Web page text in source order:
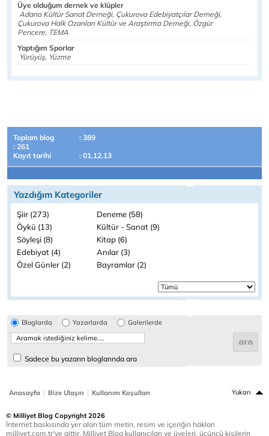
Üye olduğum dernek ve klüpler
Adana Kültür Sanat Derneği, Çukurova Edebiyatçılar Derneği,
Çukurova Halk Ozanları Kültür ve Araştırma Derneği, Özgür
Pencere, TEMA
Yaptığım Sporlar
Yürüyüş, Yüzme
Toplam blog
: 389
: 261
Kayıt tarihi
: 01.12.13
Yazdığım Kategoriler
Şiir (273)
Deneme (58)
Öykü (13)
Kültür - Sanat (9)
Söyleşi (8)
Kitap (6)
Edebiyat (4)
Anılar (3)
Özel Günler (2)
Bayramlar (2)
Bloglarda Yazarlarda Galerilerde
Sadece bu yazarın bloglarında ara
Anasayfa | Bize Ulaşın | Kullanım Koşulları Yukarı
© Milliyet Blog Copyright 2026
İnternet baskısında yer alan tüm metin, resim ve içeriğin hakları
milliyet.com.tr'ye aittir. Milliyet Blog kullanıcıları ve üyeleri, üçüncü kişilerin